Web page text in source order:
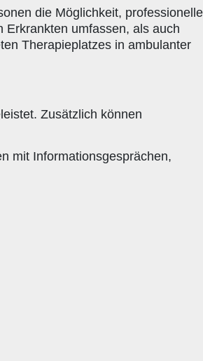
die Möglichkeit, professionelle
Erkrankten umfassen, als auch
Therapieplatzes in ambulanter
Zusätzlich können
mit Informationsgesprächen,